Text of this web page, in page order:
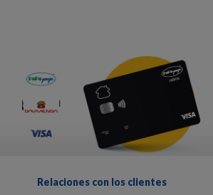
Relaciones con los clientes